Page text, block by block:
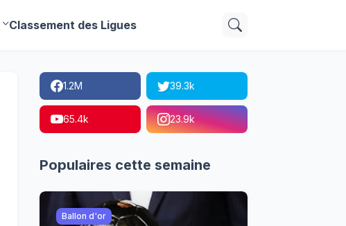
Classement des Ligues
1.2M 39.3k
65.4k 23.9k
Populaires cette semaine
Ballon d'or